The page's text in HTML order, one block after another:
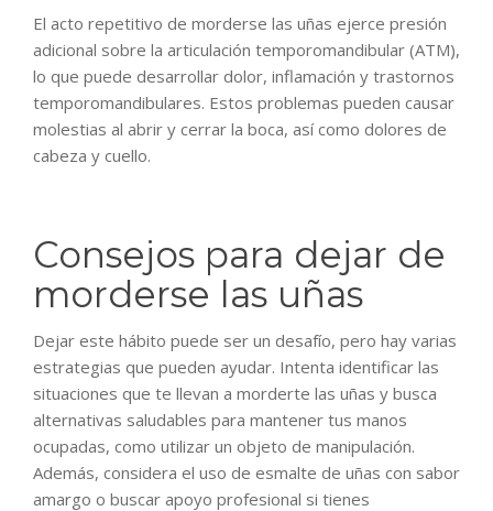
El acto repetitivo de morderse las uñas ejerce presión
adicional sobre la articulación temporomandibular (ATM),
lo que puede desarrollar dolor, inflamación y trastornos
temporomandibulares. Estos problemas pueden causar
molestias al abrir y cerrar la boca, así como dolores de
cabeza y cuello.
Consejos para dejar de
morderse las uñas
Dejar este hábito puede ser un desafío, pero hay varias
estrategias que pueden ayudar. Intenta identificar las
situaciones que te llevan a morderte las uñas y busca
alternativas saludables para mantener tus manos
ocupadas, como utilizar un objeto de manipulación.
Además, considera el uso de esmalte de uñas con sabor
amargo o buscar apoyo profesional si tienes